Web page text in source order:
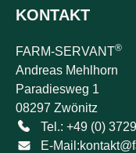
KONTAKT
FARM-SERVANT®
Andreas Mehlhorn
Paradiesweg 1
08297 Zwönitz
Tel.: +49 (0)
E-Mail: